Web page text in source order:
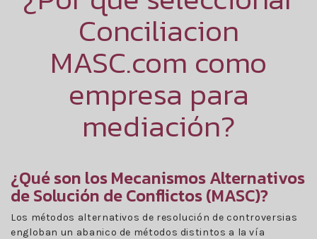
Conciliacion
MASC.com como
empresa para
mediación?
¿Qué son los Mecanismos Alternativos
de Solución de Conflictos (MASC)?
Los métodos alternativos de resolución de controversias
engloban un abanico de métodos distintos a la vía